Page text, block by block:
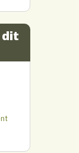
dit